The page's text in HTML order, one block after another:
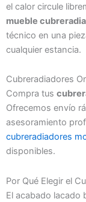
el calor circule
mueble
técnico en una
cualquier estancia.
Cubreradiadores
Compra tus
Ofrecemos envío
asesoramiento
cubreradiadores
disponibles.
Por Qué Elegir el
El acabado lacado